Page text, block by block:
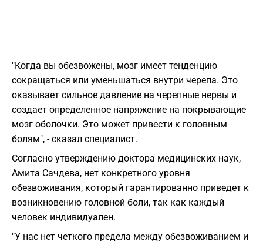
"Когда вы обезвожены, мозг имеет тенденцию
сокращаться или уменьшаться внутри черепа. Это
оказывает сильное давление на черепные нервы и
создает определенное напряжение на покрывающие
мозг оболочки. Это может привести к головным
болям", - сказал специалист.
Согласно утверждению доктора медицинских наук,
Амита Сачдева, нет конкретного уровня
обезвоживания, который гарантированно приведет к
возникновению головной боли, так как каждый
человек индивидуален.
"У нас нет четкого предела между обезвоживанием и